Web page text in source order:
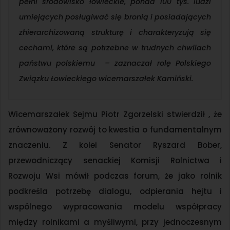
umiejących posługiwać się bronią i posiadających
zhierarchizowaną strukturę i charakteryzują się
cechami, które są potrzebne w trudnych chwilach
państwu polskiemu – zaznaczał rolę Polskiego
Związku Łowieckiego wicemarszałek Kamiński.
Wicemarszałek Sejmu Piotr Zgorzelski stwierdził , że
zrównoważony rozwój to kwestia o fundamentalnym
znaczeniu. Z kolei Senator Ryszard Bober,
przewodniczący senackiej Komisji Rolnictwa i
Rozwoju Wsi mówił podczas forum, że jako rolnik
podkreśla potrzebę dialogu, odpierania hejtu i
wspólnego wypracowania modelu współpracy
między rolnikami a myśliwymi, przy jednoczesnym